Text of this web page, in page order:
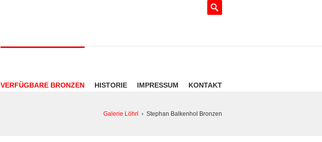
VERFÜGBARE BRONZEN HISTORIE IMPRESSUM KONTAKT
Galerie Löhrl › Stephan Balkenhol Bronzen